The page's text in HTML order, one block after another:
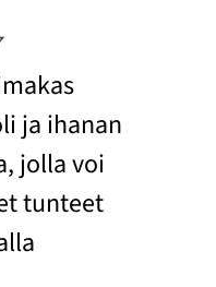
ja ihanan
jolla voi
tunteet